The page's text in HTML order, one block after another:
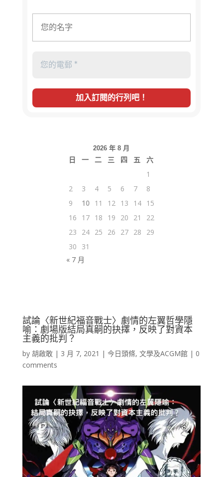
2026 年 8 月
日 一 二 三 四 五
六
1
2
3 4 5 6 7
8
9
10 11 12 13 14 15
16
17 18 19 20 21
22
23
24 25 26 27 28
29
30
31
« 7 月
試論〈新世紀福音戰士〉劇情的左翼哲學隱
喻：劇場版結局真嗣的抉擇，反映了對資本
主義的批判？
by 胡啟敢| 3 月 7, 2021 | 今日頭條, 文學及ACGM館| 0
comments